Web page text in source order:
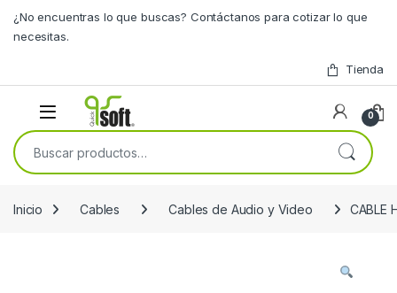
¿No encuentras lo que buscas? Contáctanos para cotizar lo que
necesitas.
Tienda
0
Buscar por:
Inicio Cables Cables de Audio y Video CABLE